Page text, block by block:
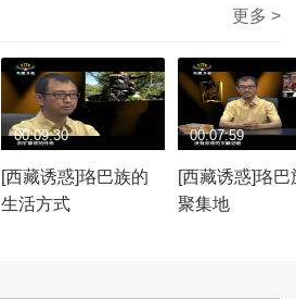
更多 >
[西藏诱惑]珞巴族的
生活方式
00:09:30
[西藏诱惑]珞巴
聚集地
00:07:59